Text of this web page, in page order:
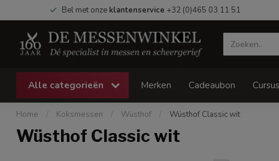
Bel met onze klantenservice +32 (0)465 03 11 51
Alle categorieën Merken Cadeaubon
Home / Koksmessen / Wüsthof / Wüsthof Classic wit
Wüsthof Classic wit